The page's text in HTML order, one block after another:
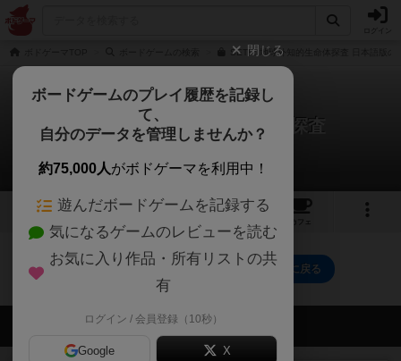
SETI：地球外知的生命体探査 日本語版の
セティ：地球外知的生命体探査
0件のリプレイ日記
8 1 13
カフェ
セティ：地球外知的生命体探査のトップに戻る
会員の新しい投稿
閉じる
ボードゲームのプレイ履歴を記録し
て、
自分のデータを管理しませんか？
約75,000人がボドゲーマを利用中！
遊んだボードゲームを記録する
気になるゲームのレビューを読む
お気に入り作品・所有リストの共
有
ログイン / 会員登録（10秒）
Google X